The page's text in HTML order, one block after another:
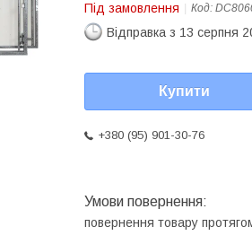
Під замовлення Код:
Відправка з 13 серпня
Купити
+380 (95) 901-30-76
повернення товару